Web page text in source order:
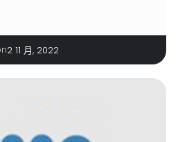
2 11 月, 2022